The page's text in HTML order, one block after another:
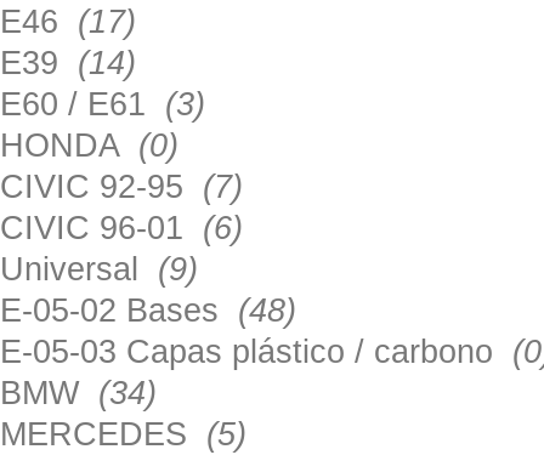
E46 (17)
E39 (14)
E60 / E61 (3)
HONDA (0)
CIVIC 92-95 (7)
CIVIC 96-01 (6)
Universal (9)
E-05-02 Bases (48)
E-05-03 Capas plástico / carbono
BMW (34)
MERCEDES (5)